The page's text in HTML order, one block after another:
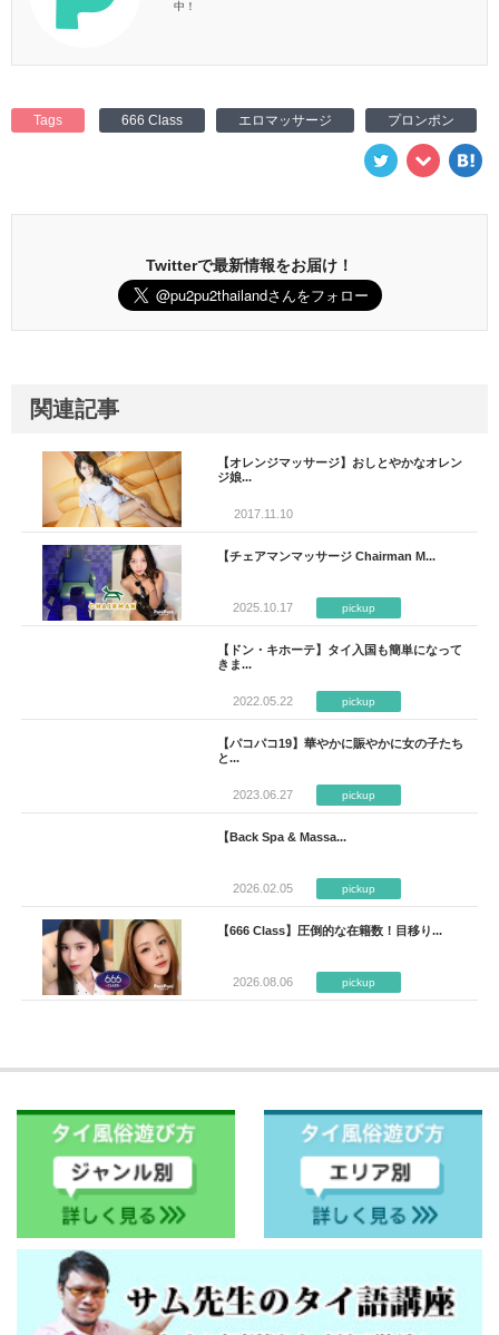
中！
Tags 666 Class エロマッサージ プロンポン
Twitterで最新情報をお届け！
関連記事
【オレンジマッサージ】おしとやかなオレン
ジ娘...
2017.11.10
【チェアマンマッサージ Chairman M...
2025.10.17 pickup
【ドン・キホーテ】タイ入国も簡単になって
きま...
2022.05.22 pickup
【パコパコ19】華やかに賑やかに女の子たち
と...
2023.06.27 pickup
【Back Spa & Massa...
2026.02.05 pickup
【666 Class】圧倒的な在籍数！目移り...
2026.08.06 pickup